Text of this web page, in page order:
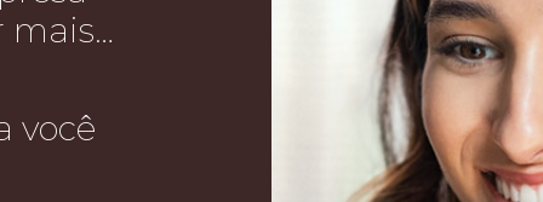
mais…
você